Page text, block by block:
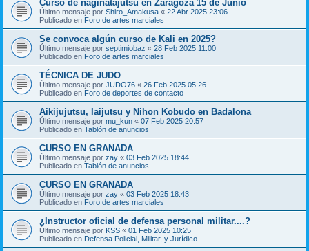
Curso de naginatajutsu en Zaragoza 15 de Junio
Último mensaje por Shiro_Amakusa « 22 Abr 2025 23:06
Publicado en Foro de artes marciales
Se convoca algún curso de Kali en 2025?
Último mensaje por septimiobaz « 28 Feb 2025 11:00
Publicado en Foro de artes marciales
TÉCNICA DE JUDO
Último mensaje por JUDO76 « 26 Feb 2025 05:26
Publicado en Foro de deportes de contacto
Aikijujutsu, Iaijutsu y Nihon Kobudo en Badalona
Último mensaje por mu_kun « 07 Feb 2025 20:57
Publicado en Tablón de anuncios
CURSO EN GRANADA
Último mensaje por zay « 03 Feb 2025 18:44
Publicado en Tablón de anuncios
CURSO EN GRANADA
Último mensaje por zay « 03 Feb 2025 18:43
Publicado en Foro de artes marciales
¿Instructor oficial de defensa personal militar....?
Último mensaje por KSS « 01 Feb 2025 10:25
Publicado en Defensa Policial, Militar, y Jurídico